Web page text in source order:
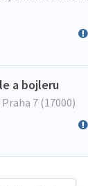
a bojleru
Praha 7 (17000)